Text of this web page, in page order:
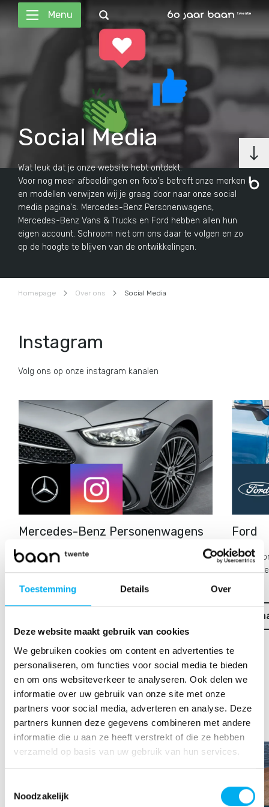
Toestemming Details Over
Deze website maakt gebruik van cookies
We gebruiken cookies om content en advertenties te
personaliseren, om functies voor social media te bieden
en om ons websiteverkeer te analyseren. Ook delen we
informatie over uw gebruik van onze site met onze
partners voor social media, adverteren en analyse. Deze
partners kunnen deze gegevens combineren met andere
informatie die u aan ze heeft verstrekt of die ze hebben
verzameld op basis van uw gebruik van hun services.
Noodzakelijk
Menu
Social Media
Wat leuk dat je onze website hebt ontdekt.
Voor nog meer afbeeldingen en foto's betreft onze merken
en modellen verwijzen wij je graag door naar onze social
media pagina's. Mercedes-Benz Personenwagens,
Mercedes-Benz Vans & Trucks en Ford hebben allen hun
eigen account. Schroom niet om ons daar te volgen en zo
op de hoogte te blijven van de ontwikkelingen.
Homepage Over ons Social Media
Instagram
Volg ons op onze instagram kanalen
Mercedes-Benz Personenwagens
Bezoek onze Mercedes-Benz Personenwagens
Instagram pagina om op de hoogte te blijven van
recente ontwikkelingen.
Ford
Bezoek
hoogte
Ga
Facebook
Volg ons op onze Facebook kanalen